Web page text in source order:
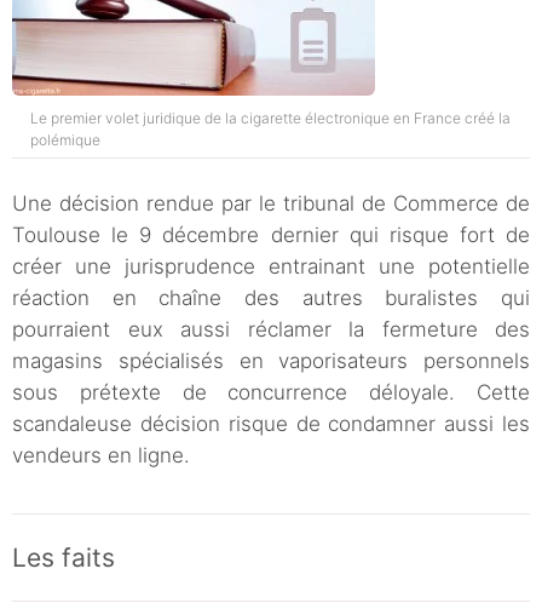
Le premier volet juridique de la cigarette électronique en France créé la
polémique
Une décision rendue par le tribunal de Commerce de
Toulouse le 9 décembre dernier qui risque fort de
créer une jurisprudence entrainant une potentielle
réaction en chaîne des autres buralistes qui
pourraient eux aussi réclamer la fermeture des
magasins spécialisés en vaporisateurs personnels
sous prétexte de concurrence déloyale. Cette
scandaleuse décision risque de condamner aussi les
vendeurs en ligne.
Les faits